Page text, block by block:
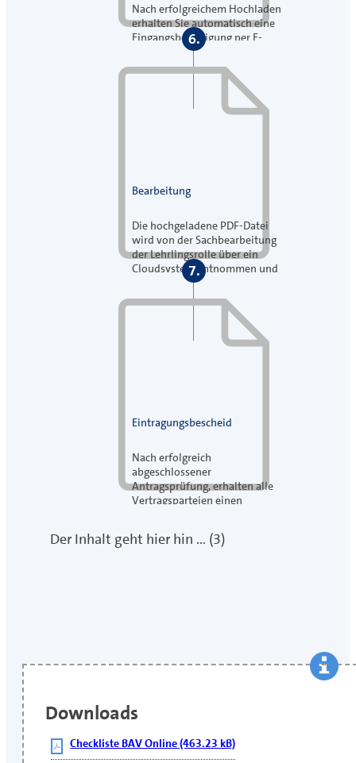
Nach erfolgreichem Hochladen
erhalten Sie automatisch eine
Eingangsbestätigung per E-
Mail. Die Orginalunterlagen
müssen Sie aufbewahren.
6.
Bearbeitung
Die hochgeladene PDF-Datei
wird von der Sachbearbeitung
der Lehrlingsrolle über ein
Cloudsystem entnommen und
digital bearbeitet.
7.
Eintragungsbescheid
Nach erfolgreich
abgeschlossener
Antragsprüfung, erhalten alle
Vertragsparteien einen
Dieser Bescheid dient
Der Inhalt geht hier hin … (3)
Downloads
Checkliste BAV Online (463.23 kB)